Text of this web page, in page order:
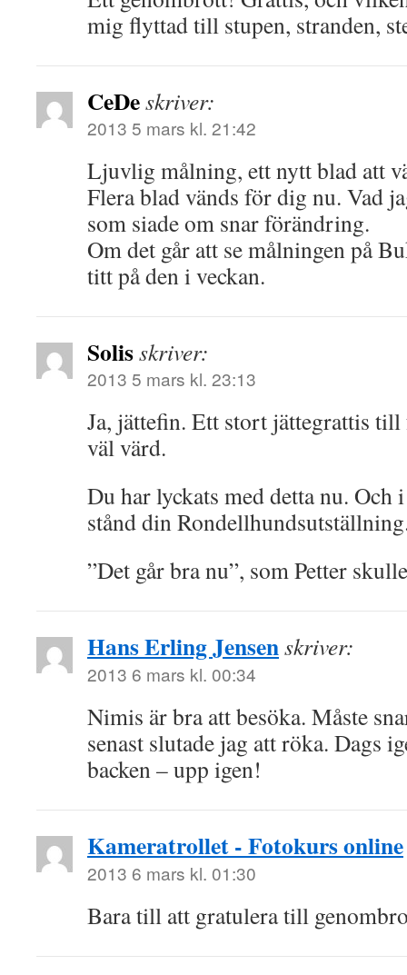
mig flyttad till stupen, stranden,
CeDeskriver:
2013 5 mars kl. 21:42
Ljuvlig målning, ett nytt blad att
Flera blad vänds för dig nu. Vad
som siade om snar förändring.
Om det går att se målningen på
titt på den i veckan.
Solisskriver:
2013 5 mars kl. 23:13
Ja, jättefin. Ett stort jättegrattis till
väl värd.
Du har lyckats med detta nu.
stånd din
”Det går bra nu”, som Petter
Hans Erling Jensenskriver:
2013 6 mars kl. 00:34
Nimis är bra att besöka. Måste
senast slutade jag att röka. Dags
backen – upp igen!
Kameratrollet - Fotokurs online
2013 6 mars kl. 01:30
Bara till att gratulera till